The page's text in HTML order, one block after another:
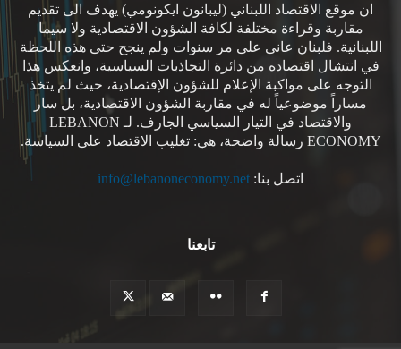
ان موقع الاقتصاد اللبناني (ليبانون ايكونومي) يهدف الى تقديم
مقاربة وقراءة مختلفة لكافة الشؤون الاقتصادية ولا سيما
اللبنانية. فلبنان عانى على مر سنوات ولم ينجح حتى هذه اللحظة
في انتشال اقتصاده من دائرة التجاذبات السياسية، وانعكس هذا
التوجه على مواكبة الإعلام للشؤون الإقتصادية، حيث لم يتخذ
مساراً موضوعياً له في مقاربة الشؤون الاقتصادية، بل سار
والاقتصاد في التيار السياسي الجارف. لـ LEBANON
ECONOMY رسالة واضحة، هي: تغليب الاقتصاد على السياسة.
اتصل بنا: info@lebanoneconomy.net
تابعنا